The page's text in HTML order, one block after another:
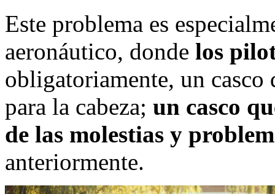
Este problema es
aeronáutico, donde los
obligatoriamente, un casco
para la cabeza; un casco
de las molestias y
anteriormente.